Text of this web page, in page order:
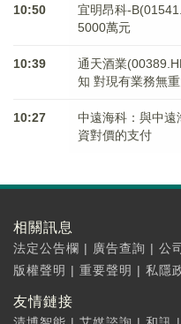
10:50
宜明昂科-
5000萬元
10:39
通天酒業
知 對現有業務無
10:27
中遠海科：與中
資對價的支付
相關訊息
法定公告欄 | 廣告查詢 | 公
版權聲明 | 重要聲明 | 私隱
友情鏈接